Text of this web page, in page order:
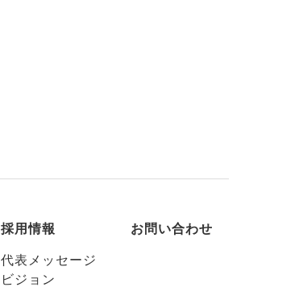
採用情報
代表メッセージ
ビジョン
お問い合わせ